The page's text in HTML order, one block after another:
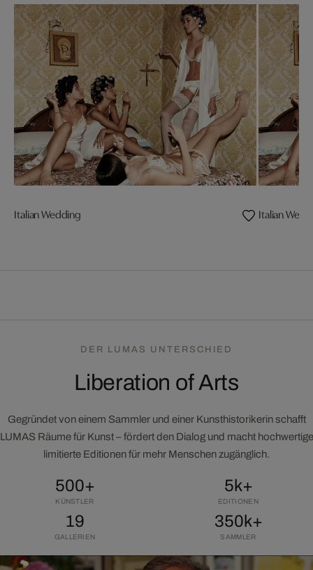
Italian Wedding Italian
DER LUMAS UNTERSCHIED
Liberation of Arts
Gegründet von einem Sammler und einer Kunsthistorikerin schafft
LUMAS Räume für Kunst – fördert den Dialog und macht hochwertige
limitierte Editionen für mehr Menschen zugänglich.
500+
KÜNSTLER
5k+
EDITIONEN
19
GALLERIEN
350k+
SAMMLER